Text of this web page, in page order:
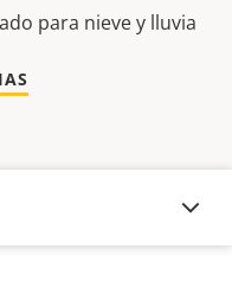
para nieve y lluvia